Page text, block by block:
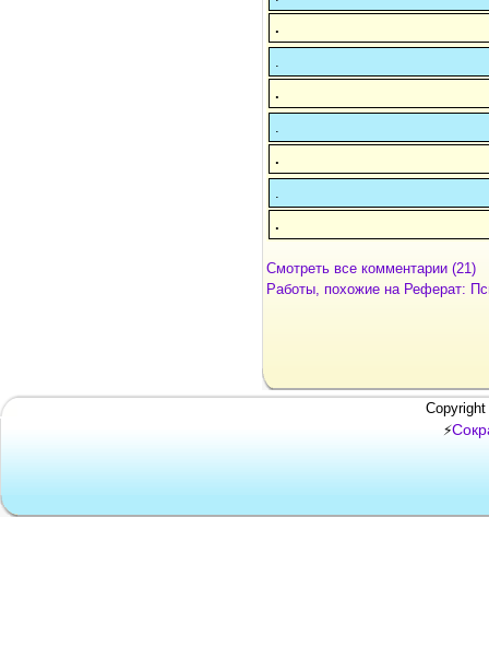
.
.
.
.
Смотреть все комментарии (21)
Работы, похожие на Реферат:
⚡